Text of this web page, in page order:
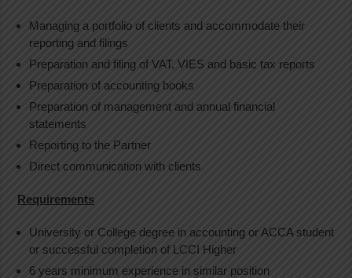
Managing a portfolio of clients and accommodate their
reporting and filings
Preparation and filing of VAT, VIES and basic tax reports
Preparation of accounting books
Preparation of management and annual financial
statements
Reporting to the Partner
Direct communication with clients
Requirements
University or College degree in accounting or ACCA student
or successful completion of LCCI Higher
6 years minimum experience in similar position